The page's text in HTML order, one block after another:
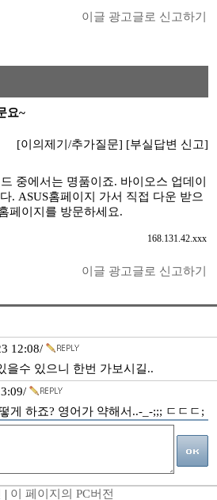
이글 광고글로 신고하기
요~
[이의제기/추가질문] [부실답변 신고]
중에서는 명품이죠. 바이오스 업데이
. ASUS홈페이지 가서 직접 다운 받으
페이지를 방문하세요.
168.131.42.xxx
이글 광고글로 신고하기
12:08/
을수 있으니 한번 가보시길..
게 하죠? 영어가 약해서..-_-;;; ㄷㄷㄷ;
| 이 페이지의 PC버전